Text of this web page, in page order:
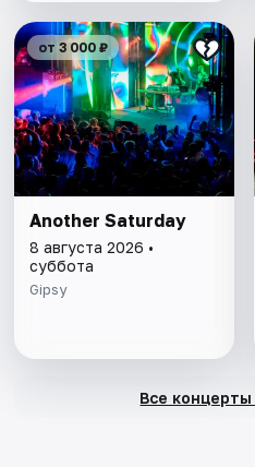
от 3 000 ₽
Another Saturday
8 августа 2026 •
суббота
Gipsy
Все концерты